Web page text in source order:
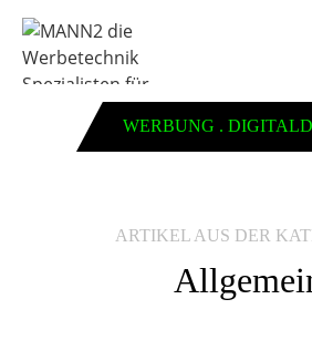
WERBUNG .
ARTIKEL AUS DER